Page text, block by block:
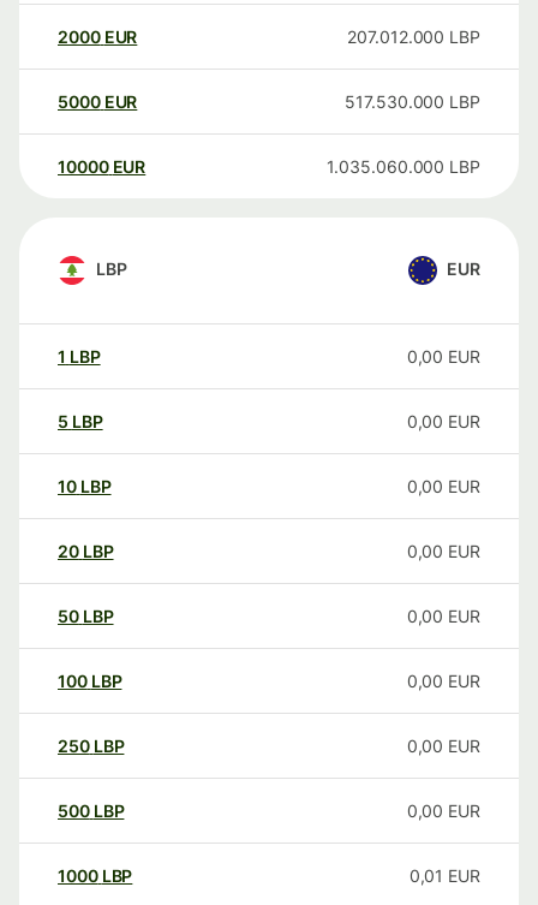
2000 EUR 207.012.000 LBP
5000 EUR 517.530.000 LBP
10000 EUR 1.035.060.000 LBP
LBP EUR
1 LBP 0,00 EUR
5 LBP 0,00 EUR
10 LBP 0,00 EUR
20 LBP 0,00 EUR
50 LBP 0,00 EUR
100 LBP 0,00 EUR
250 LBP 0,00 EUR
500 LBP 0,00 EUR
1000 LBP 0,01 EUR